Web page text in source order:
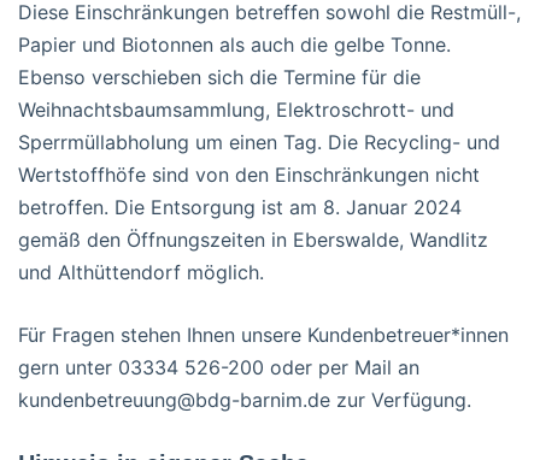
Diese Einschränkungen betreffen sowohl die Restmüll-,
Papier und Biotonnen als auch die gelbe Tonne.
Ebenso verschieben sich die Termine für die
Weihnachtsbaumsammlung, Elektroschrott- und
Sperrmüllabholung um einen Tag. Die Recycling- und
Wertstoffhöfe sind von den Einschränkungen nicht
betroffen. Die Entsorgung ist am 8. Januar 2024
gemäß den Öffnungszeiten in Eberswalde, Wandlitz
und Althüttendorf möglich.
Für Fragen stehen Ihnen unsere Kundenbetreuer*innen
gern unter 03334 526-200 oder per Mail an
kundenbetreuung@bdg-barnim.de zur Verfügung.